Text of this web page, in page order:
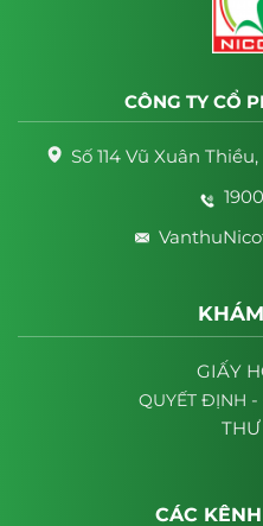
CÔNG TY CỔ
Số 114 Vũ Xuân
GIẤY
QUYẾT ĐỊNH -
CÁC